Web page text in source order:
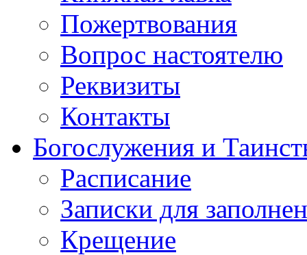
Пожертвования
Вопрос настоятелю
Реквизиты
Контакты
Богослужения и
Расписание
Записки для
Крещение